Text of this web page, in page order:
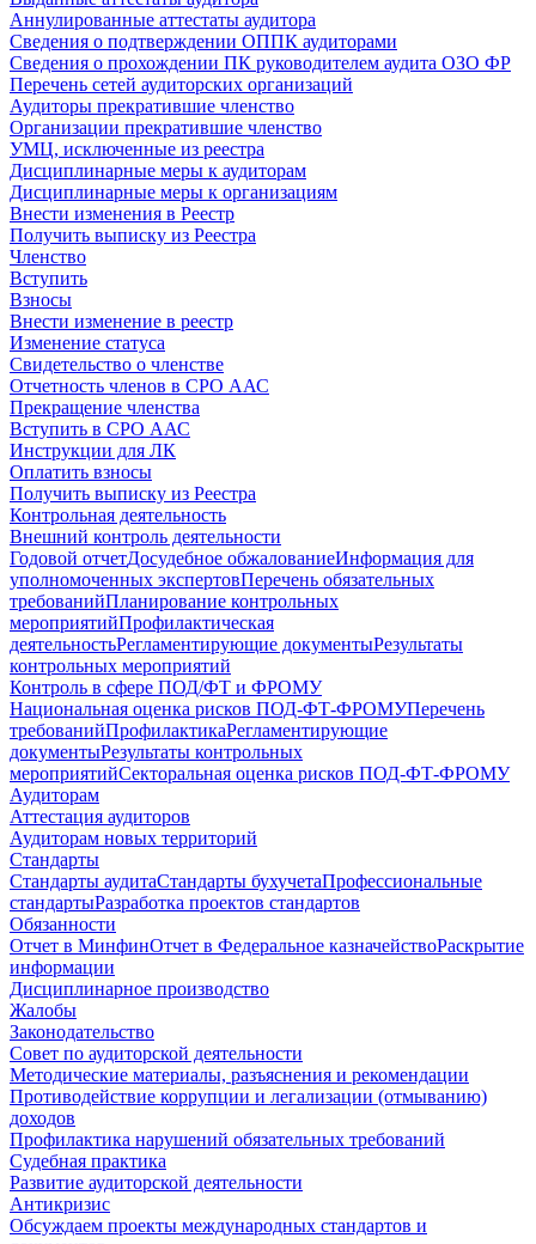
Аннулированные аттестаты аудитора
Сведения о подтверждении ОППК аудиторами
Сведения о прохождении ПК руководителем аудита ОЗО ФР
Перечень сетей аудиторских организаций
Аудиторы прекратившие членство
Организации прекратившие членство
УМЦ, исключенные из реестра
Дисциплинарные меры к аудиторам
Дисциплинарные меры к организациям
Внести изменения в Реестр
Получить выписку из Реестра
Членство
Вступить
Взносы
Внести изменение в реестр
Изменение статуса
Свидетельство о членстве
Отчетность членов в СРО ААС
Прекращение членства
Вступить в СРО ААС
Инструкции для ЛК
Оплатить взносы
Получить выписку из Реестра
Контрольная деятельность
Внешний контроль деятельности
Годовой отчетДосудебное обжалованиеИнформация для
уполномоченных экспертовПеречень обязательных
требованийПланирование контрольных
мероприятийПрофилактическая
деятельностьРегламентирующие документыРезультаты
контрольных мероприятий
Контроль в сфере ПОД/ФТ и ФРОМУ
Национальная оценка рисков ПОД-ФТ-ФРОМУПеречень
требованийПрофилактикаРегламентирующие
документыРезультаты контрольных
мероприятийСекторальная оценка рисков ПОД-ФТ-ФРОМУ
Аудиторам
Аттестация аудиторов
Аудиторам новых территорий
Стандарты
Стандарты аудитаСтандарты бухучетаПрофессиональные
стандартыРазработка проектов стандартов
Обязанности
Отчет в МинфинОтчет в Федеральное казначействоРаскрытие
информации
Дисциплинарное производство
Жалобы
Законодательство
Совет по аудиторской деятельности
Методические материалы, разъяснения и рекомендации
Противодействие коррупции и легализации (отмыванию)
доходов
Профилактика нарушений обязательных требований
Судебная практика
Развитие аудиторской деятельности
Антикризис
Обсуждаем проекты международных стандартов и